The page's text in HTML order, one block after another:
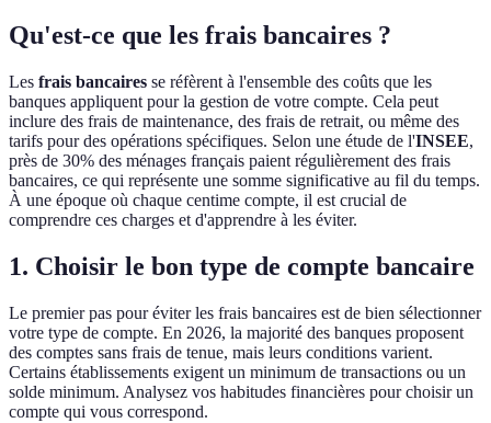
Qu'est-ce que les frais bancaires ?
Les frais bancaires se réfèrent à l'ensemble des coûts que les
banques appliquent pour la gestion de votre compte. Cela peut
inclure des frais de maintenance, des frais de retrait, ou même des
tarifs pour des opérations spécifiques. Selon une étude de l'INSEE,
près de 30% des ménages français paient régulièrement des frais
bancaires, ce qui représente une somme significative au fil du temps.
À une époque où chaque centime compte, il est crucial de
comprendre ces charges et d'apprendre à les éviter.
1. Choisir le bon type de compte bancaire
Le premier pas pour éviter les frais bancaires est de bien sélectionner
votre type de compte. En 2026, la majorité des banques proposent
des comptes sans frais de tenue, mais leurs conditions varient.
Certains établissements exigent un minimum de transactions ou un
solde minimum. Analysez vos habitudes financières pour choisir un
compte qui vous correspond.